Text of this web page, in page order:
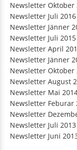
Newsletter Oktober
Newsletter Juli 2016
Newsletter Jänner
Newsletter Juli 2015
Newsletter April
Newsletter Jänner
Newsletter Oktober
Newsletter August
Newsletter Mai
Newsletter Feburar
Newsletter
Newsletter Juli 2013
Newsletter Juni